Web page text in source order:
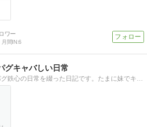
月間IN:6
グキャバしい日常